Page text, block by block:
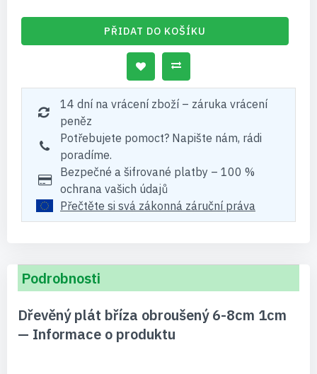
PŘIDAT DO KOŠÍKU
14 dní na vrácení zboží – záruka vrácení
peněz
Potřebujete pomoct? Napište nám, rádi
poradíme.
Bezpečné a šifrované platby – 100 %
ochrana vašich údajů
Přečtěte si svá zákonná záruční práva
Podrobnosti
Dřevěný plát bříza obroušený 6-8cm 1cm
— Informace o produktu